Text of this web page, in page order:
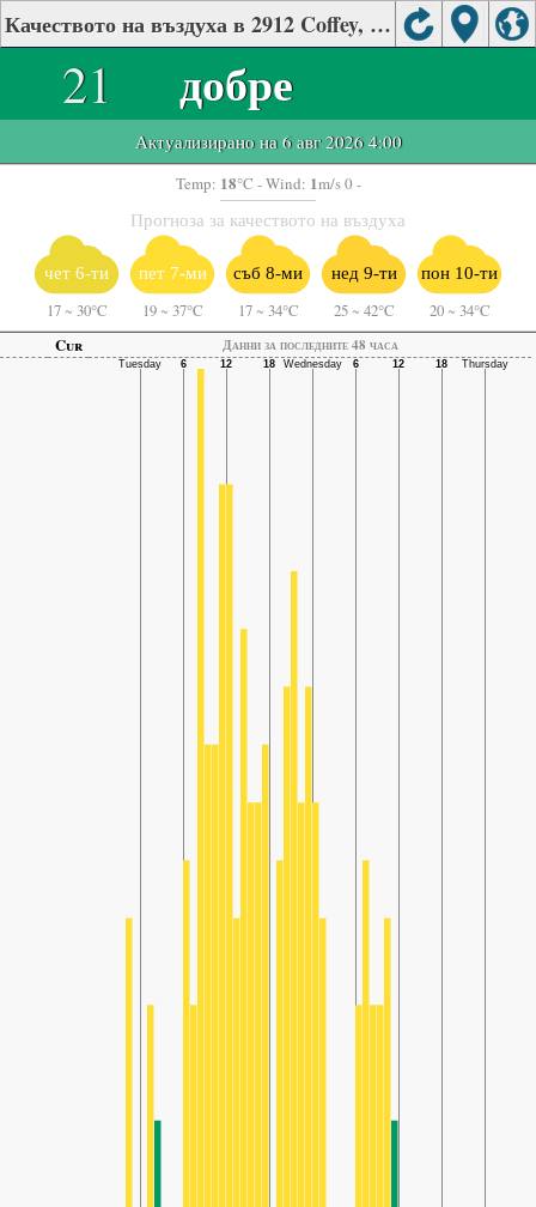
Качеството на въздуха в 2912 Coffey, Nebraska
21 добре
Актуализирано на 6 авг 2026 4:00
Temp: 18°C - Wind: 1m/s 0 -
Прогноза за качеството на въздуха
чет 6-ти
17 ~ 30°C
пет 7-ми
19 ~ 37°C
съб 8-ми
17 ~ 34°C
нед 9-ти
25 ~ 42°C
пон 10-ти
20 ~ 34°C
Cur
Данни за последните 48 часа